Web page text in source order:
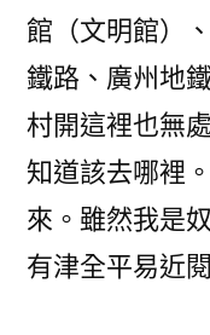
館（文明館）
鐵路、廣州地
村開這裡也無
知道該去哪裡
來。雖然我是
有津全平易近